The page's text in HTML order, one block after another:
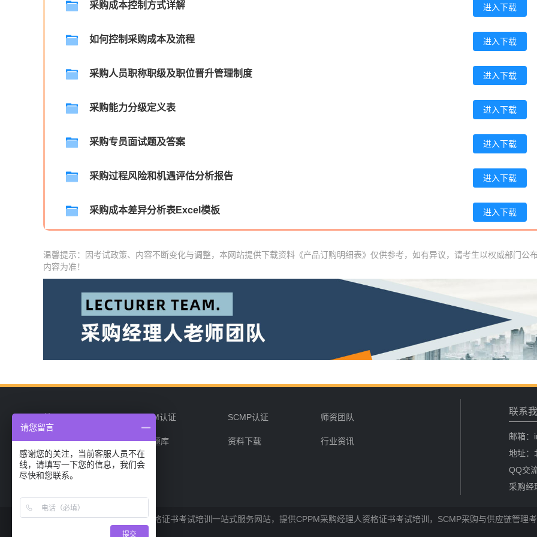
2026-08-05
2026-08-05
2026-08-05
采购成本控制方式详解 进入下载
如何控制采购成本及流程 进入下载
采购人员职称职级及职位晋升管理制度 进入下载
采购能力分级定义表 进入下载
采购专员面试题及答案 进入下载
采购过程风险和机遇评估分析报告 进入下载
采购成本差异分析表Excel模板 进入下载
温馨提示：因考试政策、内容不断变化与调整，本网站提供下载资料《产品订购明细表》仅供参考，如有异议，请考生以权威部门公
内容为准！
CPPM认证 SCMP认证 师资团队
企业培训 在线题库 资料下载 行业资讯
联系我们
联系
邮箱：
地址：
QQ交
采购经
采购经理人网是专业的采购经理人资格证书考试培训一站式服务网站，提供CPPM采购经理人资格证书考试培训，SCMP采购与供应链管理
请您留言
感谢您的关注，当前客服人员不在
线，请填写一下您的信息，我们会
尽快和您联系。
提交